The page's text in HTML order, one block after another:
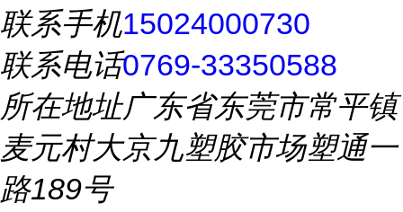
联系手机15024000730
联系电话0769-33350588
所在地址广东省东莞市常平镇
麦元村大京九塑胶市场塑通一
路189号